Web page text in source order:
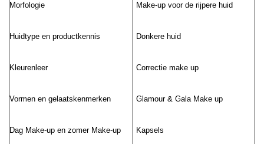
Morfologie
Huidtype en productkennis
Kleurenleer
Vormen en gelaatskenmerken
Dag Make-up en zomer Make-up
Make-up voor de rijpere huid
Donkere huid
Correctie make up
Glamour & Gala Make up
Kapsels